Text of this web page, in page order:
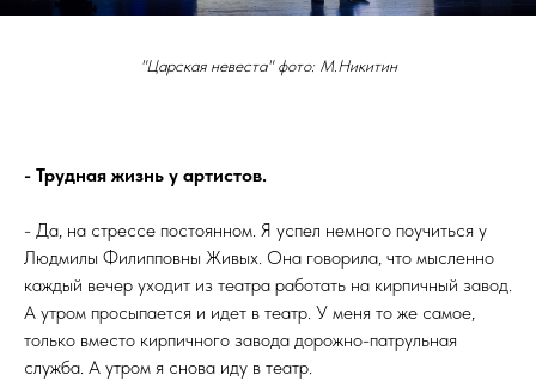
"Царская невеста" фото: М.Никитин
- Трудная жизнь у артистов.
- Да, на стрессе постоянном. Я успел немного поучиться у
Людмилы Филипповны Живых. Она говорила, что мысленно
каждый вечер уходит из театра работать на кирпичный завод.
А утром просыпается и идет в театр. У меня то же самое,
только вместо кирпичного завода дорожно-патрульная
служба. А утром я снова иду в театр.